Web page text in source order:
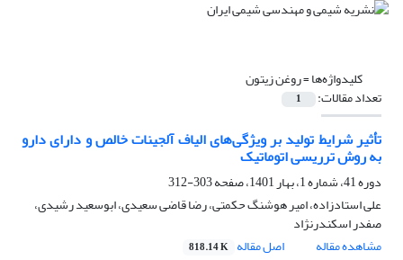
کلیدواژه‌ها =روغن زیتون
تعداد مقالات: 1
تأثیر شرایط تولید بر ویژگی‌های الیاف آلجینات خالص و دارای دارو
به روش ترریسی اتوماتیک
دوره 41، شماره 1، بهار 1401، صفحه
303-312
علی استادزاده، امیر هوشنگ حکمتی، رضا قاضی سعیدی، ابوسعید رشیدی،
صفدر اسکندرنژاد
مشاهده مقاله
اصل مقاله 818.14 K